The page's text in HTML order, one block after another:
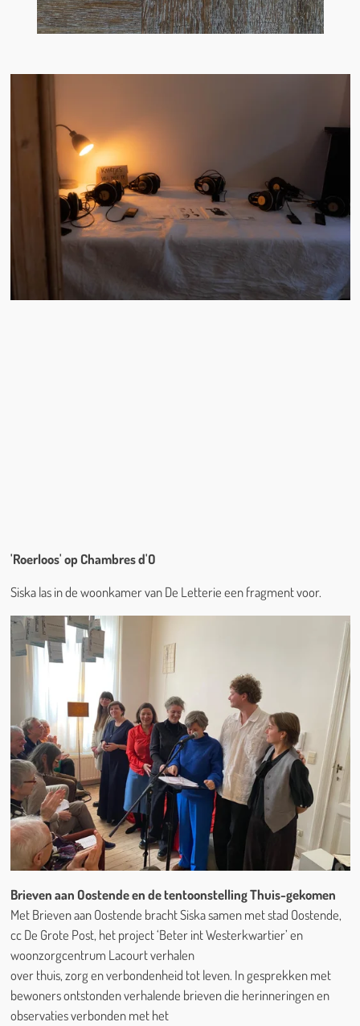
'Roerloos' op Chambres d'O
Siska las in de woonkamer van De Letterie een fragment voor.
Brieven aan Oostende en de tentoonstelling Thuis-gekomen
Met Brieven aan Oostende bracht Siska samen met stad Oostende,
cc De Grote Post, het project ‘Beter int Westerkwartier’ en
woonzorgcentrum Lacourt verhalen
over thuis, zorg en verbondenheid tot leven. In gesprekken met
bewoners ontstonden verhalende brieven die herinneringen en
observaties verbonden met het